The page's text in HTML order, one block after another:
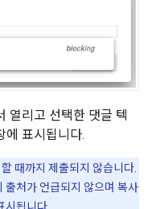
열리고 선택한 댓글 텍
에 표시됩니다.
때까지 제출되지 않습니다.
출처가 언급되지 않으며 복사